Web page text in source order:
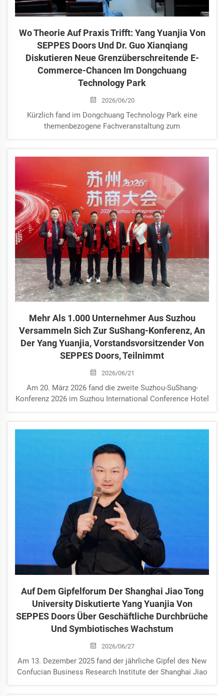
Wo Theorie Auf Praxis Trifft: Yang Yuanjia Von
SEPPES Doors Und Dr. Guo Xianqiang
Diskutieren Neue Grenzüberschreitende E-
Commerce-Chancen Im Dongchuang
Technology Park
2026/06/20
Kürzlich fand im Dongchuang Technology Park eine
themenbezogene Fachveranstaltung zum
eingeladen, daran teilzunehmen und gemeinsam mit Dr.
Guo Xianqiang, Gründer der Abteilung für E-Commerce an
der Hen...
Mehr Als 1.000 Unternehmer Aus Suzhou
Versammeln Sich Zur SuShang-Konferenz, An
Der Yang Yuanjia, Vorstandsvorsitzender Von
SEPPES Doors, Teilnimmt
2026/06/21
Am 20. März 2026 fand die zweite Suzhou-SuShang-
Konferenz 2026 im Suzhou International Conference Hotel
zusammen – ein Tag, der in altem Suzhou mit...
Auf Dem Gipfelforum Der Shanghai Jiao Tong
University Diskutierte Yang Yuanjia Von
SEPPES Doors Über Geschäftliche Durchbrüche
Und Symbiotisches Wachstum
2026/06/27
Am 13. Dezember 2025 fand der jährliche Gipfel des New
Confucian Business Research Institute der Shanghai Jiao